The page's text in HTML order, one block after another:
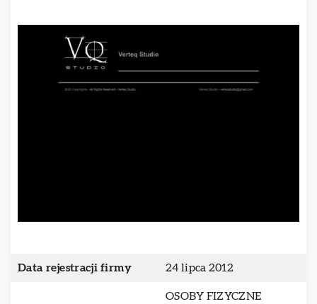
Data rejestracji firmy 24 lipca 2012
OSOBY FIZYCZNE